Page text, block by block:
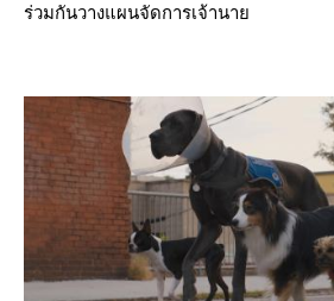
ร่วมกันวางแผนจัดการเจ้านา